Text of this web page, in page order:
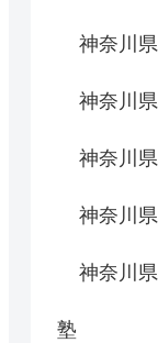
神奈川
神奈川
神奈川
神奈川
神奈川
塾